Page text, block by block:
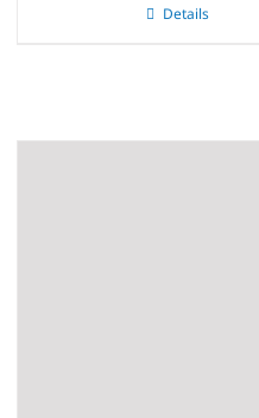
Details